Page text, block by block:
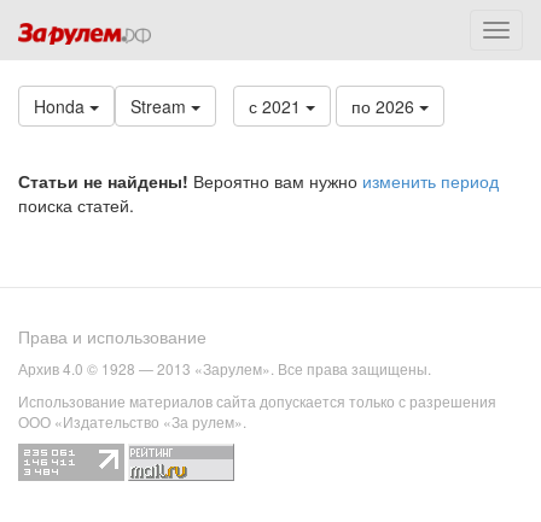
Honda Stream с 2021 по 2026
Статьи не найдены! Вероятно вам нужно изменить период
поиска статей.
Права и использование
Архив 4.0 © 1928 — 2013 «Зарулем». Все права защищены.
Использование материалов сайта допускается только с разрешения
ООО «Издательство «За рулем».